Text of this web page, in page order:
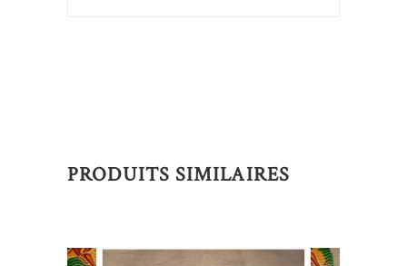
PRODUITS SIMILAIRES